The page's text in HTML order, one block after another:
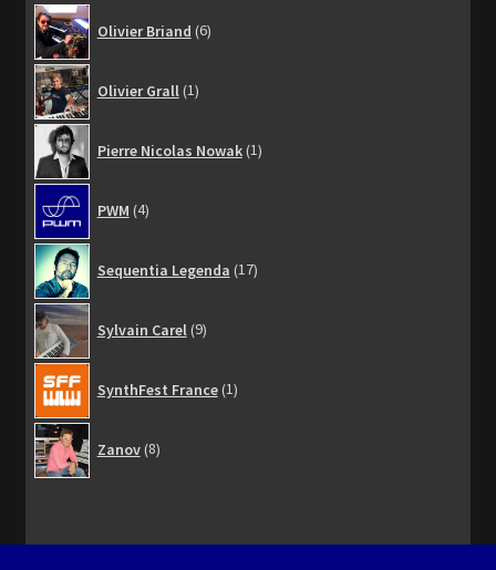
Olivier Briand 6produits
Olivier Grall 1produit
Pierre Nicolas Nowak 1produit
PWM 4produits
Sequentia Legenda 17produits
Sylvain Carel 9produits
SynthFest France 1produit
Zanov 8produits